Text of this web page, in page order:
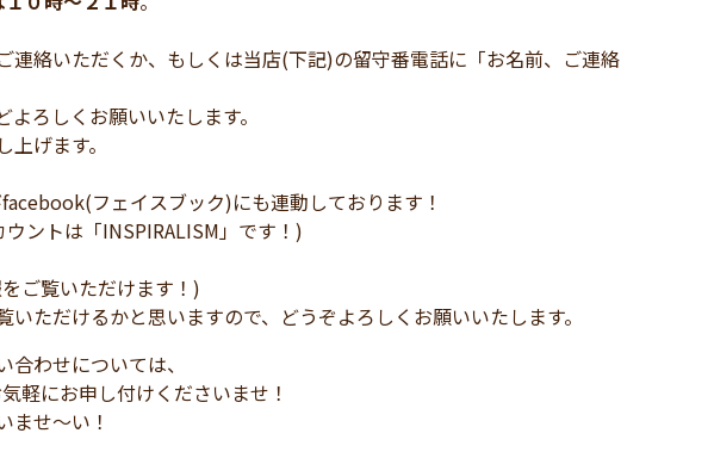
絡いただくか、もしくは当店(下記)の留守番電話に「お名前、ご連絡
ろしくお願いいたします。
上げます。
フェイスブック)にも連動しております！
ントは「INSPIRALISM」です！)
ご覧いただけます！)
ただけるかと思いますので、どうぞよろしくお願いいたします。
わせについては、
にお申し付けくださいませ！
ませ～い！